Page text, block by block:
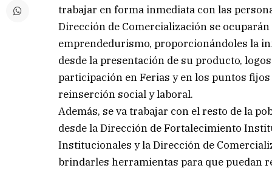
trabajar en forma inmediata con las
Dirección de Comercialización se
emprendedurismo, proporcionándoles la
desde la presentación de su producto,
participación en Ferias y en los puntos
reinserción social y laboral.
Además, se va trabajar con el resto de la
desde la Dirección de Fortalecimiento
Institucionales y la Dirección de
brindarles herramientas para que puedan